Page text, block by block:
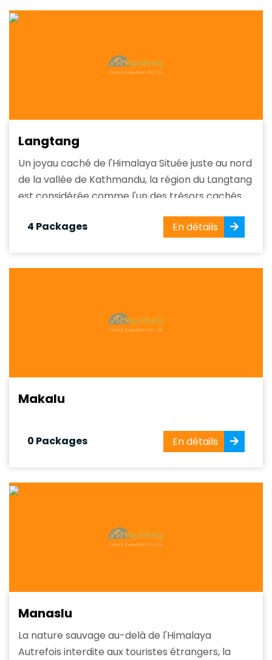
Langtang
Un joyau caché de l'Himalaya Située juste au nord
de la vallée de Kathmandu, la région du Langtang
est considérée comme l'un des trésors cachés
époustouflante et ses expériences culturelles
4 Packages En détails
Makalu
0 Packages En détails
Manaslu
La nature sauvage au-delà de l'Himalaya
Autrefois interdite aux touristes étrangers, la